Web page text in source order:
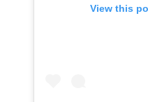
View this